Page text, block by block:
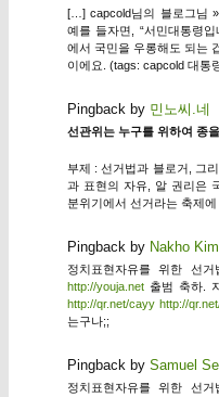
[…] capcold님의 블로그님
예를 들자면, “서민대통령
에서 국민을 우롱해도 되는
이에요. (tags: capcold 대
Pingback by 민노씨.네
선관위는 누구를 위하여 종
부제 : 선거법과 블로거, 그
과 표현의 자유, 알 권리은
분위기에서 선거라는 축제
Pingback by Nakho Kim
정치표현자유를 위한 선
http://youja.net출범 축하.
http://qr.net/cayy http://
는구나;;
Pingback by Samuel
정치표현자유를 위한 선